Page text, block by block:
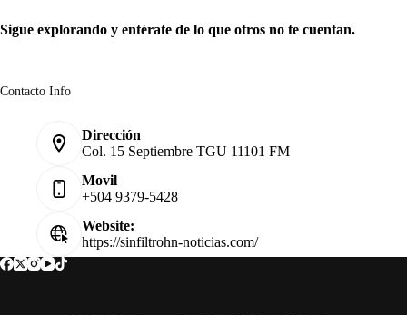
Sigue explorando y entérate de lo que otros no te cuentan.
Contacto Info
Dirección
Col. 15 Septiembre TGU 11101 FM
Movil
+504 9379-5428
Website:
https://sinfiltrohn-noticias.com/